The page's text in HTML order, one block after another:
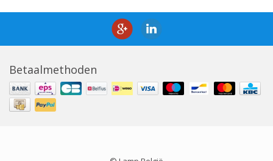
Betaalmethoden